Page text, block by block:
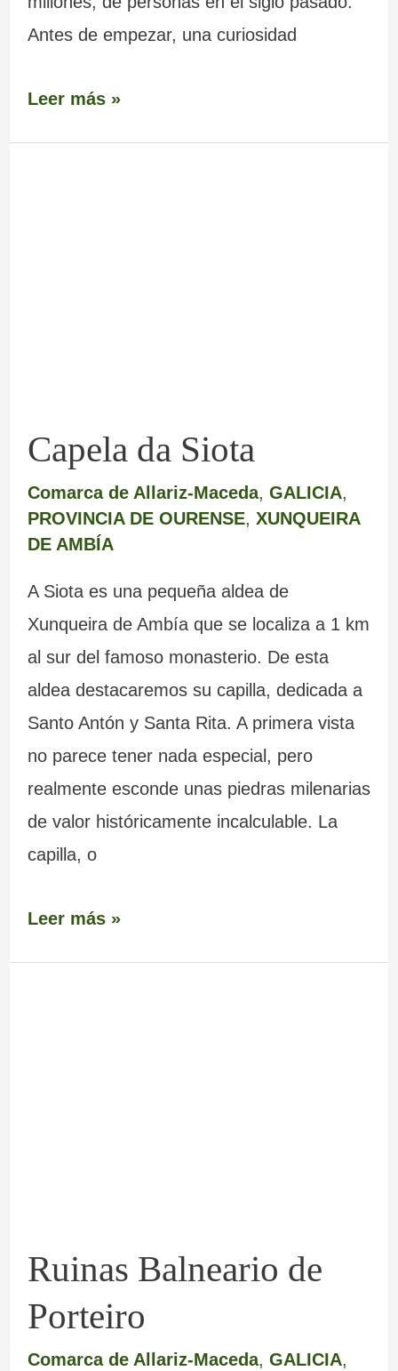
Antes de empezar, una curiosidad
Leer más »
Capela da Siota
Comarca de Allariz-Maceda, GALICIA,
PROVINCIA DE OURENSE, XUNQUEIRA
DE AMBÍA
A Siota es una pequeña aldea de
Xunqueira de Ambía que se localiza a 1 km
al sur del famoso monasterio. De esta
aldea destacaremos su capilla, dedicada a
Santo Antón y Santa Rita. A primera vista
no parece tener nada especial, pero
realmente esconde unas piedras milenarias
de valor históricamente incalculable. La
capilla, o
Leer más »
Ruinas Balneario de
Porteiro
Comarca de Allariz-Maceda, GALICIA,